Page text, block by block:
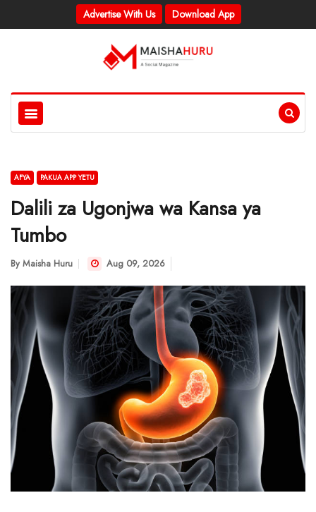
Advertise With Us Download App
AFYA PAKUA APP YETU
Dalili za Ugonjwa wa Kansa ya
Tumbo
By Maisha Huru Aug 09, 2026